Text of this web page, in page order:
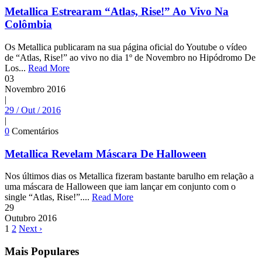
Metallica Estrearam “Atlas, Rise!” Ao Vivo Na
Colômbia
Os Metallica publicaram na sua página oficial do Youtube o vídeo
de “Atlas, Rise!” ao vivo no dia 1º de Novembro no Hipódromo De
Los... Read More
03
Novembro 2016
|
29 / Out / 2016
|
0 Comentários
Metallica Revelam Máscara De Halloween
Nos últimos dias os Metallica fizeram bastante barulho em relação a
uma máscara de Halloween que iam lançar em conjunto com o
single “Atlas, Rise!”.... Read More
29
Outubro 2016
1 2 Next ›
Mais Populares